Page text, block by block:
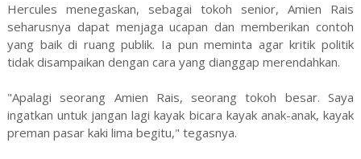
Hercules menegaskan, sebagai tokoh senior, Amien Rais
seharusnya dapat menjaga ucapan dan memberikan contoh
yang baik di ruang publik. Ia pun meminta agar kritik politik
tidak disampaikan dengan cara yang dianggap merendahkan.
"Apalagi seorang Amien Rais, seorang tokoh besar. Saya
ingatkan untuk jangan lagi kayak bicara kayak anak-anak, kayak
preman pasar kaki lima begitu," tegasnya.